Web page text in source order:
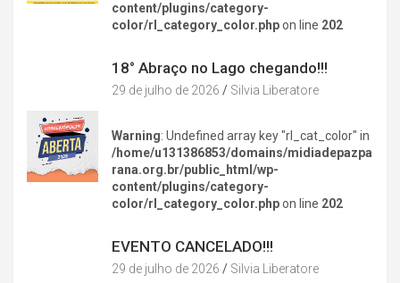
content/plugins/category-
color/rl_category_color.phpon line 202
18° Abraço no Lago chegando!!!
29 de julho de 2026 Silvia Liberatore
Warning: Undefined array key "rl_cat_color" in
/home/u131386853/domains/midiadepazpa
rana.org.br/public_html/wp-
content/plugins/category-
color/rl_category_color.phpon line 202
EVENTO CANCELADO!!!
29 de julho de 2026 Silvia Liberatore